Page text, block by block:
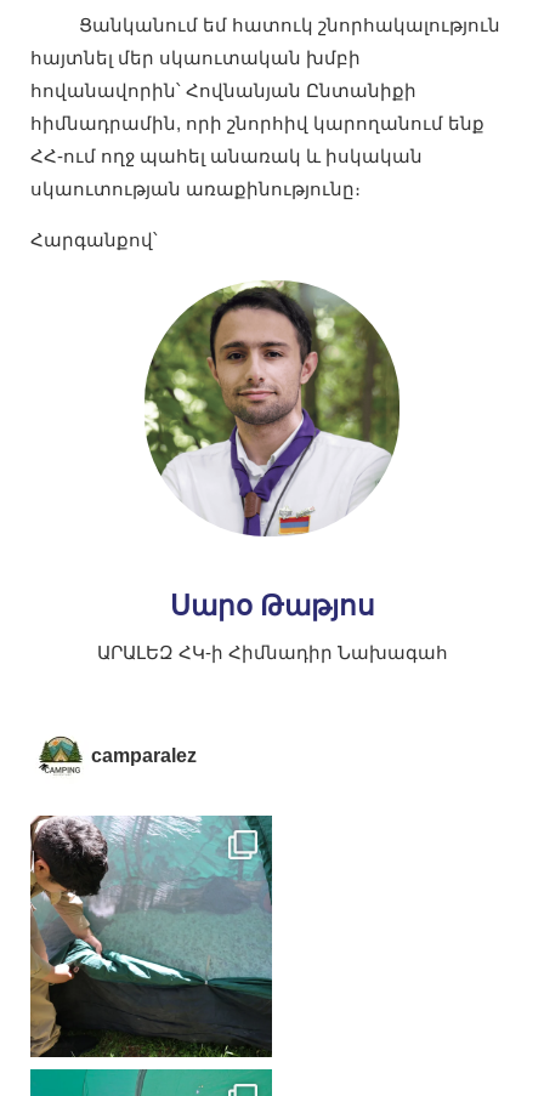
Ցանկանում եմ հատուկ շնորհակալություն
հայտնել մեր սկաուտական խմբի
հովանավորին՝ Հովնանյան Ընտանիքի
հիմնադրամին, որի շնորհիվ կարողանում ենք
ՀՀ-ում ողջ պահել անառակ և իսկական
սկաուտության առաքինությունը։
Հարգանքով՝
Սարօ Թաթյոս
ԱՐԱԼԵԶ ՀԿ-ի Հիմնադիր Նախագահ
camparalez